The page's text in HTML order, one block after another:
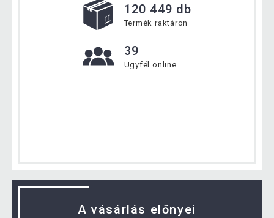
120 449 db
Termék raktáron
39
Ügyfél online
A vásárlás előnyei